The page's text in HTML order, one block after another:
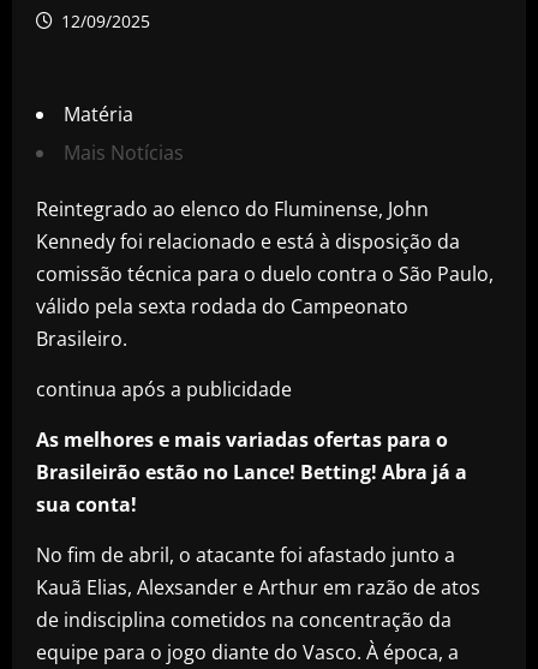
12/09/2025
Matéria
Mais Notícias
Reintegrado ao elenco do Fluminense, John
Kennedy foi relacionado e está à disposição da
comissão técnica para o duelo contra o São Paulo,
válido pela sexta rodada do Campeonato
Brasileiro.
continua após a publicidade
As melhores e mais variadas ofertas para o
Brasileirão estão no Lance! Betting! Abra já a
sua conta!
No fim de abril, o atacante foi afastado junto a
Kauã Elias, Alexsander e Arthur em razão de atos
de indisciplina cometidos na concentração da
equipe para o jogo diante do Vasco. À época, a